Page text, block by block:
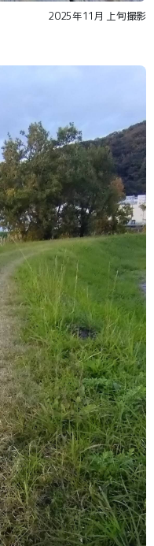
2025年11月 上旬撮影